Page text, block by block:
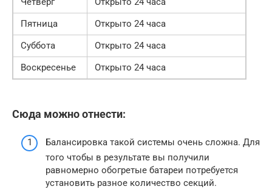
Пятница
Открыто 24 часа
Суббота
Открыто 24 часа
Воскресенье
Открыто 24 часа
Сюда можно отнести:
Балансировка такой системы очень сложна. Для
того чтобы в результате вы получили
равномерно обогретые батареи потребуется
установить разное количество секций.